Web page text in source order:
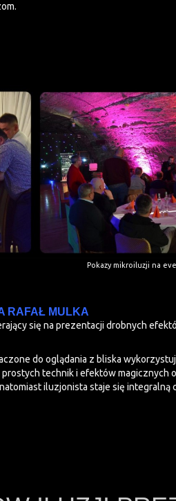
Pokazy mikroiluzji na
RAFAŁ MULKA
się na prezentacji drobnych
do oglądania z bliska
technik i efektów magicznych
iluzjonista staje się integralną